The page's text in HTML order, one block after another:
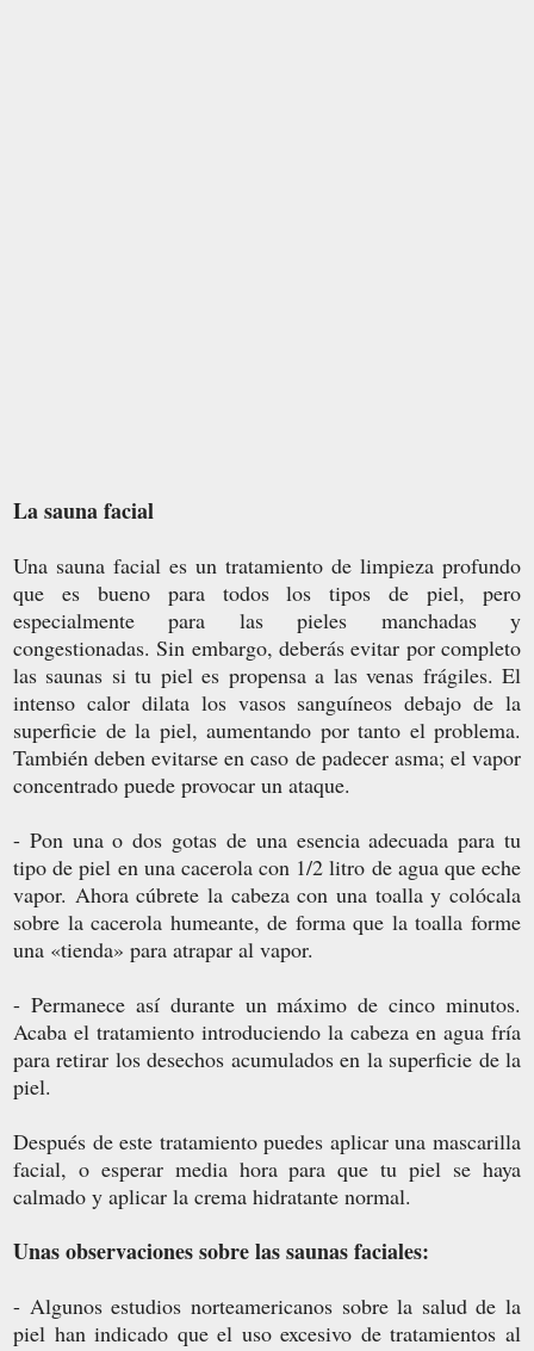
La sauna facial
Una sauna facial es un tratamiento de limpieza profundo
que es bueno para todos los tipos de piel, pero
especialmente para las pieles manchadas y
congestionadas. Sin embargo, deberás evitar por completo
las saunas si tu piel es propensa a las venas frágiles. El
intenso calor dilata los vasos sanguíneos debajo de la
superficie de la piel, aumentando por tanto el problema.
También deben evitarse en caso de padecer asma; el vapor
concentrado puede provocar un ataque.
- Pon una o dos gotas de una esencia adecuada para tu
tipo de piel en una cacerola con 1/2 litro de agua que eche
vapor. Ahora cúbrete la cabeza con una toalla y colócala
sobre la cacerola humeante, de forma que la toalla forme
una «tienda» para atrapar al vapor.
- Permanece así durante un máximo de cinco minutos.
Acaba el tratamiento introduciendo la cabeza en agua fría
para retirar los desechos acumulados en la superficie de la
piel.
Después de este tratamiento puedes aplicar una mascarilla
facial, o esperar media hora para que tu piel se haya
calmado y aplicar la crema hidratante normal.
Unas observaciones sobre las saunas faciales:
- Algunos estudios norteamericanos sobre la salud de la
piel han indicado que el uso excesivo de tratamientos al